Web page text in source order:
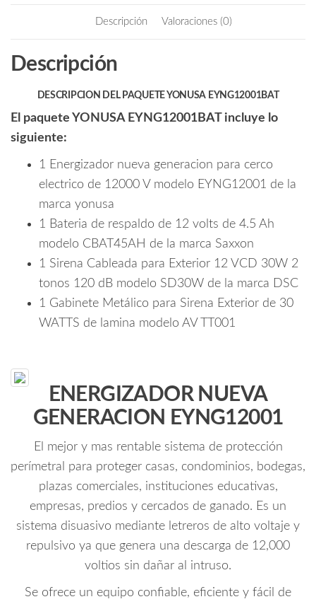
hasta
2,500
metros
lineales,
con
modulo
Wifi,
de
30W
con
gabinete
metálico
12VDC
a
Ah
cantidad
o
itt
ail
Descripción Valoraciones (0)
Descripción
DESCRIPCION DEL PAQUETE YONUSA EYNG12001BAT
El paquete YONUSA EYNG12001BAT incluye lo
siguiente:
1 Energizador nueva generacion para cerco
electrico de 12000 V modelo EYNG12001 de la
marca yonusa
1 Bateria de respaldo de 12 volts de 4.5 Ah
modelo CBAT45AH de la marca Saxxon
1 Sirena Cableada para Exterior 12 VCD 30W 2
tonos 120 dB modelo SD30W de la marca DSC
1 Gabinete Metálico para Sirena Exterior de 30
WATTS de lamina modelo AV TT001
ENERGIZADOR NUEVA
GENERACION EYNG12001
El mejor y mas rentable sistema de protección
perímetral para proteger casas, condominios, bodegas,
plazas comerciales, instituciones educativas,
empresas, predios y cercados de ganado. Es un
sistema disuasivo mediante letreros de alto voltaje y
repulsivo ya que genera una descarga de 12,000
voltios sin dañar al intruso.
Se ofrece un equipo confiable, eficiente y fácil de